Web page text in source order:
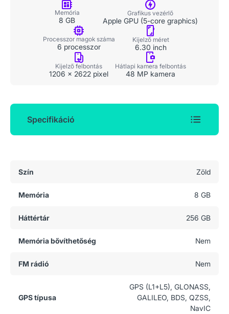
Memória
8 GB
Grafikus vezérlő
Apple GPU (5-core graphics)
Processzor magok száma
6 processzor
Kijelző méret
6.30 inch
Kijelző felbontás
1206 x 2622 pixel
Hátlapi kamera felbontás
48 MP kamera
Specifikáció
Szín Zöld
Memória 8 GB
Háttértár 256 GB
Memória bővíthetőség Nem
FM rádió Nem
GPS típusa
GPS (L1+L5), GLONASS,
GALILEO, BDS, QZSS,
NavIC